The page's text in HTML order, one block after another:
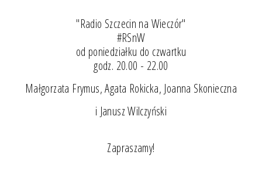
"Radio Szczecin na Wieczór"
#RSnW
od poniedziałku do czwartku
godz. 20.00 - 22.00
Małgorzata Frymus, Agata Rokicka, Joanna Skonieczna
i Janusz Wilczyński
Zapraszamy!